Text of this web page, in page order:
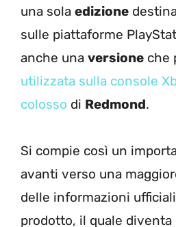
una sola edizione
sulle piattaforme
anche una versione che
utilizzata sulla console
colosso di Redmond.
Si compie così un
avanti verso una
delle informazioni
prodotto, il quale